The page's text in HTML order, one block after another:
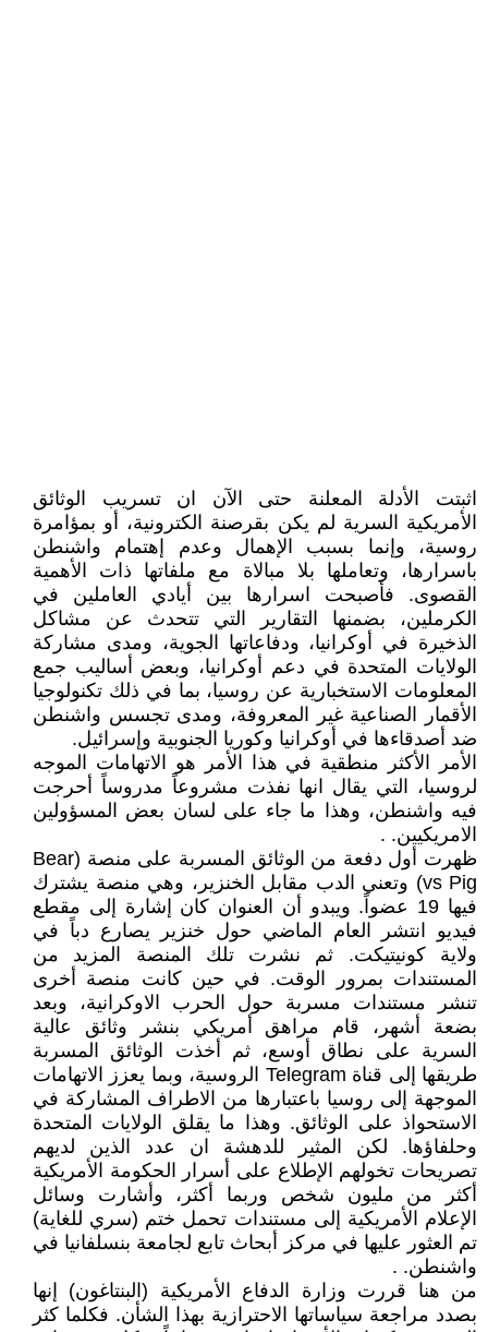
اثبتت الأدلة المعلنة حتى الآن ان تسريب الوثائق
الأمريكية السرية لم يكن بقرصنة الكترونية، أو بمؤامرة
روسية، وإنما بسبب الإهمال وعدم إهتمام واشنطن
باسرارها، وتعاملها بلا مبالاة مع ملفاتها ذات الأهمية
القصوى. فأصبحت اسرارها بين أيادي العاملين في
الكرملين، بضمنها التقارير التي تتحدث عن مشاكل
الذخيرة في أوكرانيا، ودفاعاتها الجوية، ومدى مشاركة
الولايات المتحدة في دعم أوكرانيا، وبعض أساليب جمع
المعلومات الاستخبارية عن روسيا، بما في ذلك تكنولوجيا
الأقمار الصناعية غير المعروفة، ومدى تجسس واشنطن
ضد أصدقاءها في أوكرانيا وكوريا الجنوبية وإسرائيل.
الأمر الأكثر منطقية في هذا الأمر هو الاتهامات الموجه
لروسيا، التي يقال انها نفذت مشروعاً مدروساً أحرجت
فيه واشنطن، وهذا ما جاء على لسان بعض المسؤولين
الامريكيين. .
ظهرت أول دفعة من الوثائق المسربة على منصة (Bear
vs Pig) وتعني الدب مقابل الخنزير، وهي منصة يشترك
فيها 19 عضواً. ويبدو أن العنوان كان إشارة إلى مقطع
فيديو انتشر العام الماضي حول خنزير يصارع دباً في
ولاية كونيتيكت. ثم نشرت تلك المنصة المزيد من
المستندات بمرور الوقت. في حين كانت منصة أخرى
تنشر مستندات مسربة حول الحرب الاوكرانية، وبعد
بضعة أشهر، قام مراهق أمريكي بنشر وثائق عالية
السرية على نطاق أوسع، ثم أخذت الوثائق المسربة
طريقها إلى قناة Telegram الروسية، وبما يعزز الاتهامات
الموجهة إلى روسيا باعتبارها من الاطراف المشاركة في
الاستحواذ على الوثائق. وهذا ما يقلق الولايات المتحدة
وحلفاؤها. لكن المثير للدهشة ان عدد الذين لديهم
تصريحات تخولهم الإطلاع على أسرار الحكومة الأمريكية
أكثر من مليون شخص وربما أكثر، وأشارت وسائل
الإعلام الأمريكية إلى مستندات تحمل ختم (سري للغاية)
تم العثور عليها في مركز أبحاث تابع لجامعة بنسلفانيا في
واشنطن. .
من هنا قررت وزارة الدفاع الأمريكية (البنتاغون) إنها
بصدد مراجعة سياساتها الاحترازية بهذا الشأن. فكلما كثر